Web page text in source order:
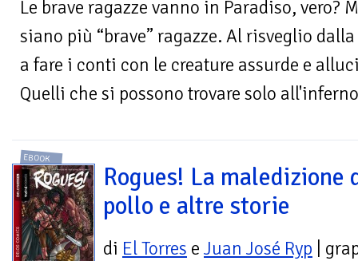
Le brave ragazze vanno in Paradiso, vero?
siano più “brave” ragazze. Al risveglio
a fare i conti con le creature assurde e
Quelli che si possono trovare solo
EBOOK
Rogues! La maledizione
pollo e altre storie
di El Torres e Juan José Ryp |